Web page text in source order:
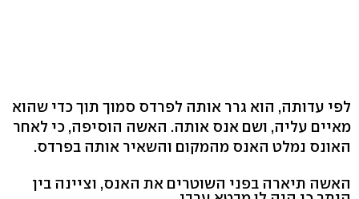
לפי עדותה, הוא גרר אותה לפרדס סמוך תוך כדי שהוא
מאיים עליה, ושם אנס אותה. האשה הוסיפה, כי לאחר
האונס נמלט האנס מהמקום והשאיר אותה בפרדס.
האשה תיארה בפני השוטרים את האנס, וציינה בין